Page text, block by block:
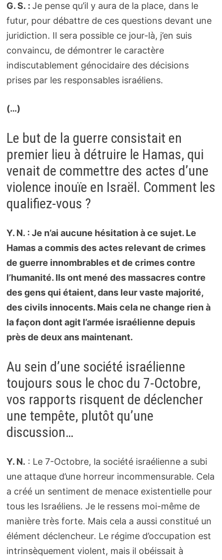
G. S. : Je pense qu’il y aura de la place, dans le
futur, pour débattre de ces questions devant une
juridiction. Il sera possible ce jour-là, j’en suis
convaincu, de démontrer le caractère
indiscutablement génocidaire des décisions
prises par les responsables israéliens.
(…)
Le but de la guerre consistait en
premier lieu à détruire le Hamas, qui
venait de commettre des actes d’une
violence inouïe en Israël. Comment les
qualifiez-vous ?
Y. N. : Je n’ai aucune hésitation à ce sujet. Le
Hamas a commis des actes relevant de crimes
de guerre innombrables et de crimes contre
l’humanité. Ils ont mené des massacres contre
des gens qui étaient, dans leur vaste majorité,
des civils innocents. Mais cela ne change rien à
la façon dont agit l’armée israélienne depuis
près de deux ans maintenant.
Au sein d’une société israélienne
toujours sous le choc du 7-Octobre,
vos rapports risquent de déclencher
une tempête, plutôt qu’une
discussion…
Y. N. : Le 7-Octobre, la société israélienne a subi
une attaque d’une horreur incommensurable. Cela
a créé un sentiment de menace existentielle pour
tous les Israéliens. Je le ressens moi-même de
manière très forte. Mais cela a aussi constitué un
élément déclencheur. Le régime d’occupation est
intrinsèquement violent, mais il obéissait à